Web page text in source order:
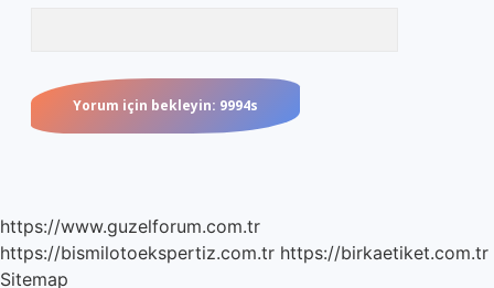
https://www.guzelforum.com.tr
https://bismilotoekspertiz.com.tr https://birkaetiket.com.tr
Sitemap